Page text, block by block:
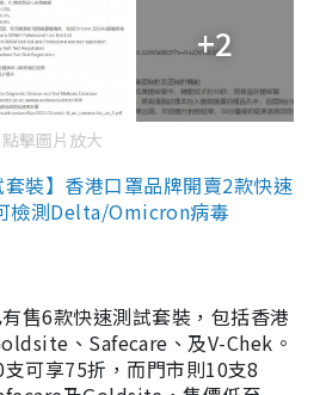
+2
點擊圖片放大
裝】香港口罩品牌開賣2款快速
檢測Delta/Omicron病毒
售6款快速測試套裝，包括香港
、Safecare、及V-Chek。
可享75折，而門市則10支8